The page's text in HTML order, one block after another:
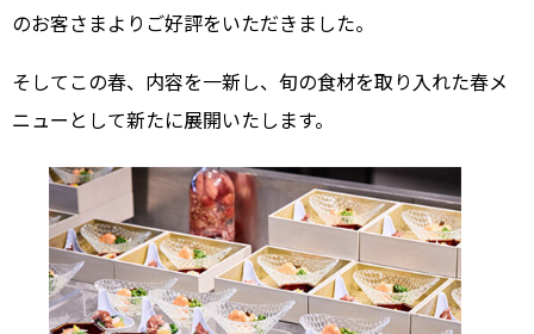
のお客さまよりご好評をいただきました。
そしてこの春、内容を一新し、旬の食材を取り入れた春メ
ニューとして新たに展開いたします。